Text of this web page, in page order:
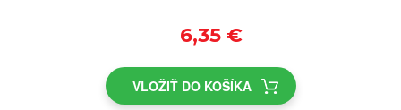
6,35 €
VLOŽIŤ DO KOŠÍKA